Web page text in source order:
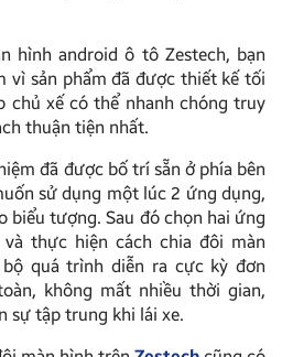
hình android ô tô Zestech, bạn
vì sản phẩm đã được thiết kế tối
chủ xế có thể nhanh chóng truy
thuận tiện nhất.
đã được bố trí sẵn ở phía bên
sử dụng một lúc 2 ứng dụng,
biểu tượng. Sau đó chọn hai ứng
thực hiện cách chia đôi màn
quá trình diễn ra cực kỳ đơn
không mất nhiều thời gian,
sự tập trung khi lái xe.